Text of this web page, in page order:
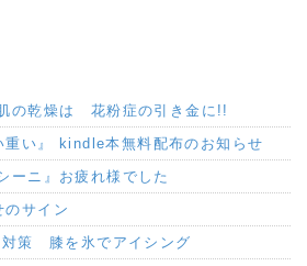
の乾燥は 花粉症の引き金に!!
重い』 kindle本無料配布のお知らせ
ーニ』お疲れ様でした
サイン
策 膝を氷でアイシング